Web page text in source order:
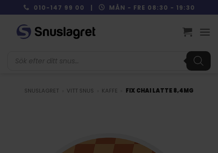
to
content
010-147 99 00 | MÅN - FRE 08:30 - 19:30
SNUSLAGRET VITT SNUS KAFFE FIX CHAI LATTE 8,4MG